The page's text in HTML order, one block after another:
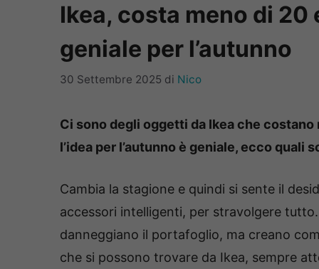
Ikea, costa meno di
geniale per l’autunno
30 Settembre 2025 di Nico
Ci sono degli oggetti da Ikea che
l’idea per l’autunno è geniale, ecco quali
Cambia la stagione e quindi si sente il
accessori intelligenti, per stravolgere
danneggiano il portafoglio, ma creano
che si possono trovare da Ikea, sempre